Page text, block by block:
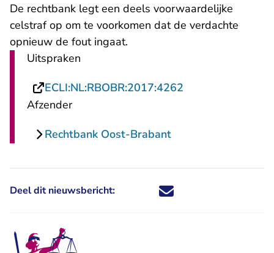
De rechtbank legt een deels voorwaardelijke
celstraf op om te voorkomen dat de verdachte
opnieuw de fout ingaat.
Uitspraken
ECLI:NL:RBOBR:2017:4262
Afzender
Rechtbank Oost-Brabant
Deel dit nieuwsbericht: Deel dit nieuwsbericht via X -
Deel dit nieuwsbericht via
Deel dit nieuwsbericht
Deel dit